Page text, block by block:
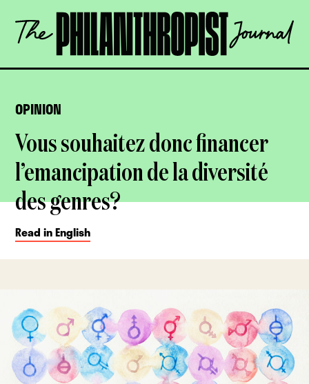
content
The
Philanthropist
OPEN
OPINION
Vous souhaitez donc financer
l’emancipation de la diversité
des genres?
Read in English